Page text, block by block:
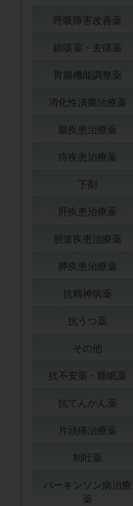
呼吸障害改善薬
鎮咳薬・去痰薬
胃腸機能調整薬
消化性潰瘍治療薬
腸疾患治療薬
痔疾患治療薬
下剤
肝疾患治療薬
胆道疾患治療薬
膵疾患治療薬
抗精神病薬
抗うつ薬
その他
抗不安薬・睡眠薬
抗てんかん薬
片頭痛治療薬
制吐薬
パーキンソン病治療
薬